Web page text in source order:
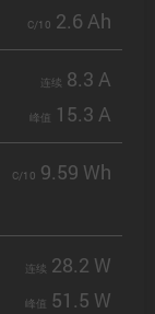
C/10 2.6 Ah
连续 8.3 A
峰值 15.3 A
C/10 9.59 Wh
连续 28.2 W
峰值 51.5 W